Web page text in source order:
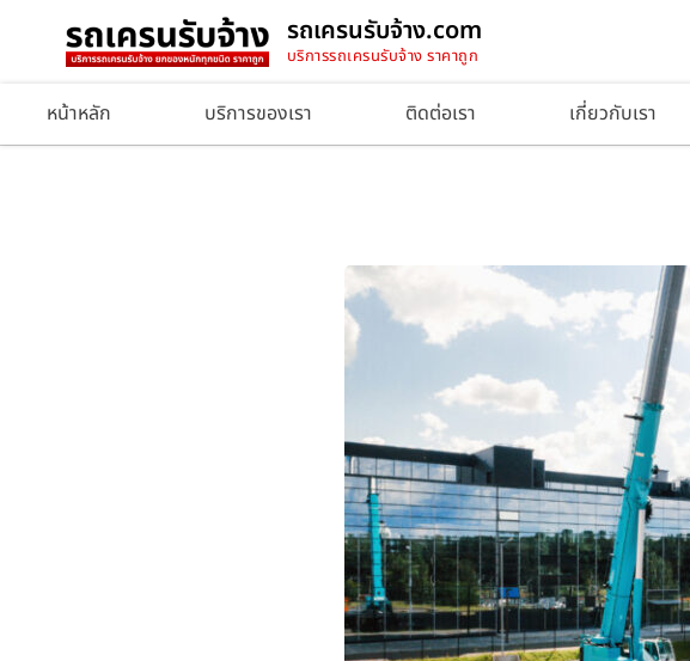
รถเครนรับจ้าง.com
บริการรถเครนรับจ้าง ราคาถูก
หน้าหลัก บริการของเรา ติดต่อเรา เกี่ยวกับเรา